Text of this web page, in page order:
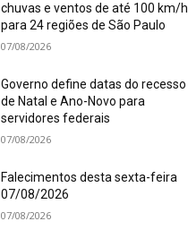
chuvas e ventos de até 100 km/h
para 24 regiões de São Paulo
07/08/2026
Governo define datas do recesso
de Natal e Ano-Novo para
servidores federais
07/08/2026
Falecimentos desta sexta-feira
07/08/2026
07/08/2026